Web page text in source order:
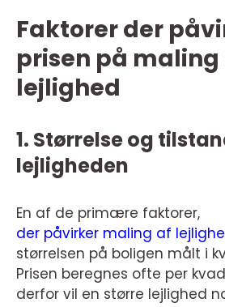
Faktorer der
prisen på maling
lejlighed
1. Størrelse og
lejligheden
En af de primære faktorer,
der påvirker maling af
størrelsen på boligen målt i
Prisen beregnes ofte per
derfor vil en større lejlighed